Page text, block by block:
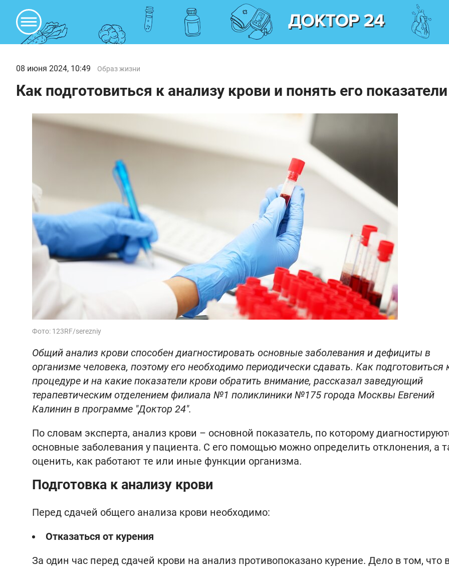
08 июня 2024, 10:49 Образ жизни
Как подготовиться к анализу крови и понять его показатели
Фото: 123RF/serezniy
Общий анализ крови способен диагностировать основные заболевания и дефициты в
организме человека, поэтому его необходимо периодически сдавать. Как подготовиться
процедуре и на какие показатели крови обратить внимание, рассказал заведующий
терапевтическим отделением филиала №1 поликлиники №175 города Москвы Евгений
Калинин в программе "Доктор 24".
По словам эксперта, анализ крови – основной показатель, по которому
основные заболевания у пациента. С его помощью можно определить отклонения, а
оценить, как работают те или иные функции организма.
Подготовка к анализу крови
Перед сдачей общего анализа крови необходимо:
Отказаться от курения
За один час перед сдачей крови на анализ противопоказано курение. Дело в том, что